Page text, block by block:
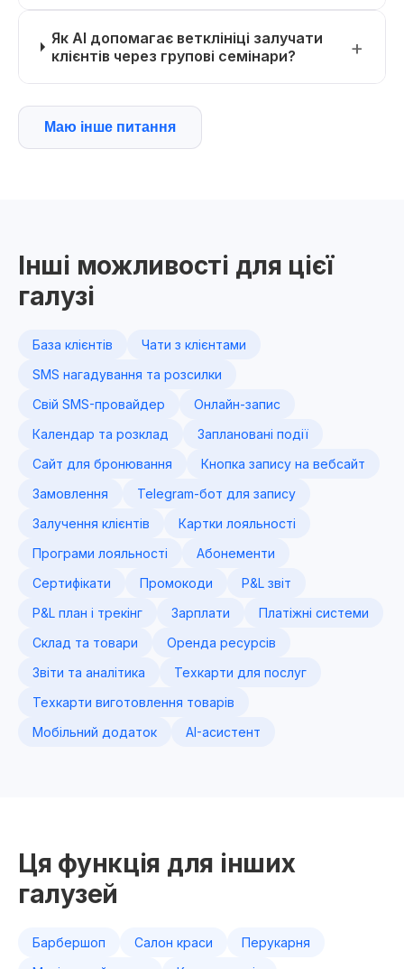
Як AI допомагає ветклініці залучати
клієнтів через групові семінари?
Маю інше питання
Інші можливості для цієї
галузі
База клієнтів
Чати з клієнтами
SMS нагадування та розсилки
Свій SMS-провайдер
Онлайн-запис
Календар та розклад
Заплановані події
Сайт для бронювання
Кнопка запису на вебсайт
Замовлення
Telegram-бот для запису
Залучення клієнтів
Картки лояльності
Програми лояльності
Абонементи
Сертифікати
Промокоди
P&L звіт
P&L план і трекінг
Зарплати
Платіжні системи
Склад та товари
Оренда ресурсів
Звіти та аналітика
Техкарти для послуг
Техкарти виготовлення товарів
Мобільний додаток
AI-асистент
Ця функція для інших
галузей
Барбершоп Салон краси
Перукарня